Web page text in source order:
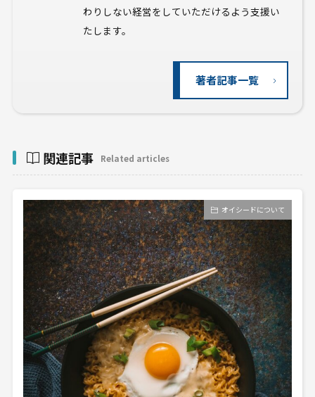
わりしない経営をしていただけるよう支援い
たします。
著者記事一覧
関連記事 Related articles
オイシードについて